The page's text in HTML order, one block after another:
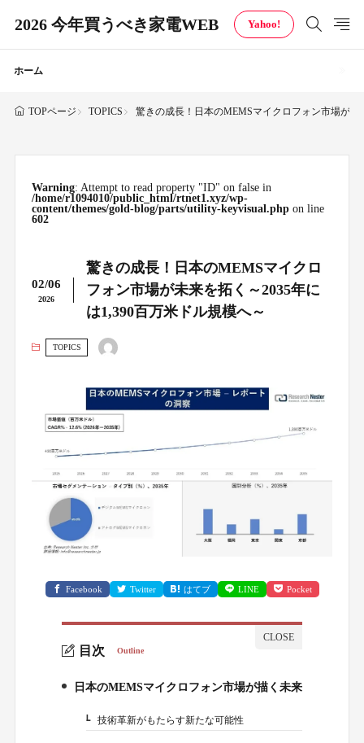
2026 今年買うべき家電WEB Yahoo!
ホーム
TOPページ TOPICS 驚きの成長！日本のMEMSマイクロフォン市場が
Warning: Attempt to read property "ID" on false in
/home/r1094010/public_html/rtnet1.xyz/wp-
content/themes/gold-blog/parts/utility-keyvisual.phpon line
602
02/06
2026
驚きの成長！日本のMEMSマイクロ
フォン市場が未来を拓く～2035年に
は1,390百万米ドル規模へ～
TOPICS
Facebook Twitter はてブ LINE Pocket
目次 Outline
日本のMEMSマイクロフォン市場が描く未来
1-1.技術革新がもたらす新たな可能性